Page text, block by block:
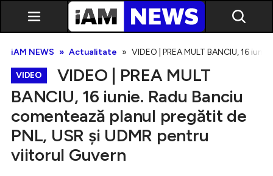
Exclusiv
iAM NEWS Actualitate VIDEO | PREA MULT BANCIU, 16
VIDEO
VIDEO | PREA MULT
BANCIU, 16 iunie. Radu Banciu
comentează planul pregătit de
PNL, USR și UDMR pentru
viitorul Guvern